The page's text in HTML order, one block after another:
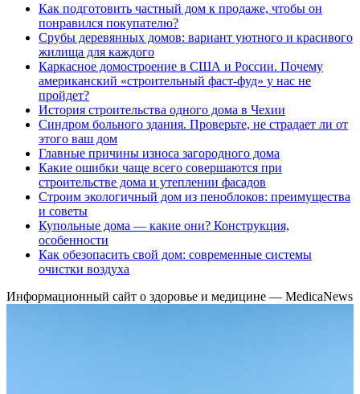
Как подготовить частный дом к продаже, чтобы он
понравился покупателю?
Срубы деревянных домов: вариант уютного и красивого
жилища для каждого
Каркасное домостроение в США и России. Почему
американский «строительный фаст-фуд» у нас не
пройдет?
История строительства одного дома в Чехии
Синдром больного здания. Проверьте, не страдает ли от
этого ваш дом
Главные причины износа загородного дома
Какие ошибки чаще всего совершаются при
строительстве дома и утеплении фасадов
Строим экологичный дом из пеноблоков: преимущества
и советы
Купольные дома — какие они? Конструкция,
особенности
Как обезопасить свой дом: современные системы
очистки воздуха
Информационный сайт о здоровье и медицине — MedicaNews